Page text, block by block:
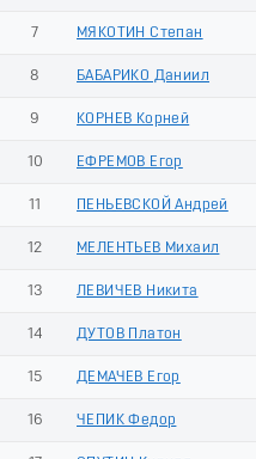
7 МЯКОТИН Степан
8 БАБАРИКО Даниил
9 КОРНЕВ Корней
10 ЕФРЕМОВ Егор
11 ПЕНЬЕВСКОЙ Андрей
12 МЕЛЕНТЬЕВ Михаил
13 ЛЕВИЧЕВ Никита
14 ДУТОВ Платон
15 ДЕМАЧЕВ Егор
16 ЧЕПИК Федор